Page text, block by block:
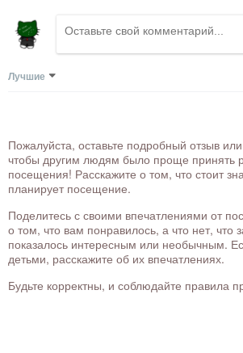
Лучшие
Пожалуйста, оставьте подробный отзыв
чтобы другим людям было проще принять
посещения! Расскажите о том, что стоит
планирует посещение.
Поделитесь с своими впечатлениями от
о том, что вам понравилось, а что нет, что
показалось интересным или необычным.
детьми, расскажите об их впечатлениях.
Будьте корректны, и соблюдайте правила